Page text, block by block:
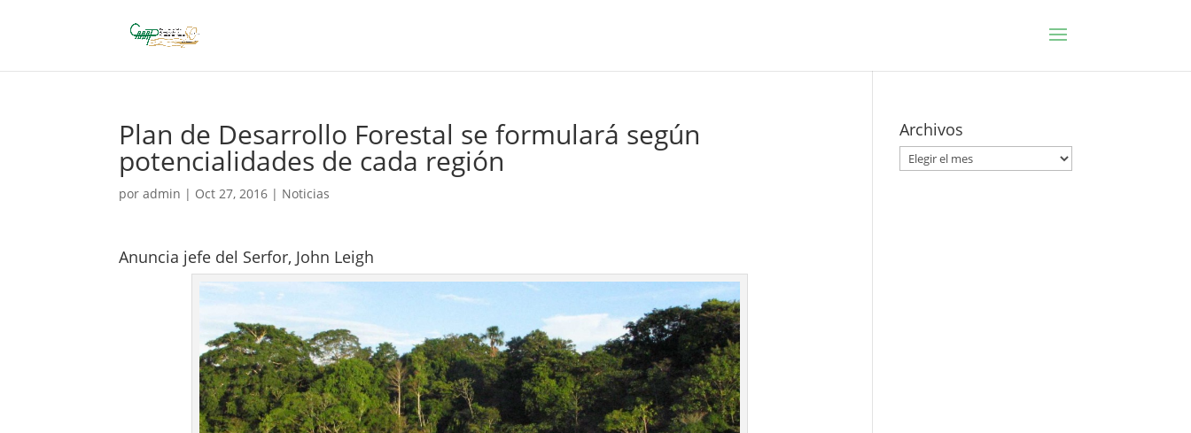
Plan de Desarrollo Forestal se formulará según
potencialidades de cada región
poradmin | Oct 27, 2016 | Noticias
Anuncia jefe del Serfor, John Leigh
Archivos
Archivos